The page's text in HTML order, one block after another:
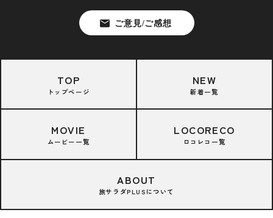
TOP
トップページ
NEW
新着一覧
MOVIE
ムービー一覧
LOCORECO
ロコレコ一覧
ABOUT
旅サラダPLUSについて